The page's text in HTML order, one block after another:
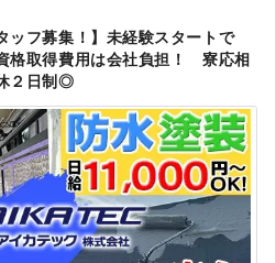
ッフ募集！】未経験スタートで
格取得費用は会社負担！ 寮応相
２日制◎